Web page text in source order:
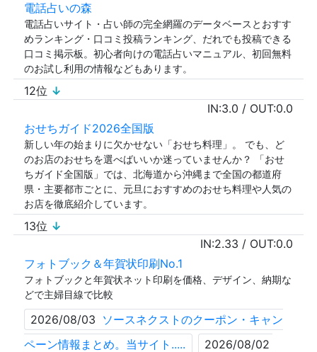
電話占いの森
電話占いサイト・占い師の完全網羅のデータベースとおすす
めランキング・口コミ投稿ランキング、だれでも投稿できる
口コミ掲示板。初心者向けの電話占いマニュアル、初回無料
のお試し利用の情報などもあります。
12位 ↓
IN:3.0 / OUT:0.0
おせちガイド2026全国版
新しい年の始まりに欠かせない「おせち料理」。 でも、ど
のお店のおせちを選べばいいか迷っていませんか？ 「おせ
ちガイド全国版」では、北海道から沖縄まで全国の都道府
県・主要都市ごとに、元旦におすすめのおせち料理や人気の
お店を徹底紹介しています。
13位 ↓
IN:2.33 / OUT:0.0
フォトブック＆年賀状印刷No.1
フォトブックと年賀状ネット印刷を価格、デザイン、納期な
どで主婦目線で比較
2026/08/03 ソースネクストのクーポン・キャン
ペーン情報まとめ。当サイト.....
2026/08/02